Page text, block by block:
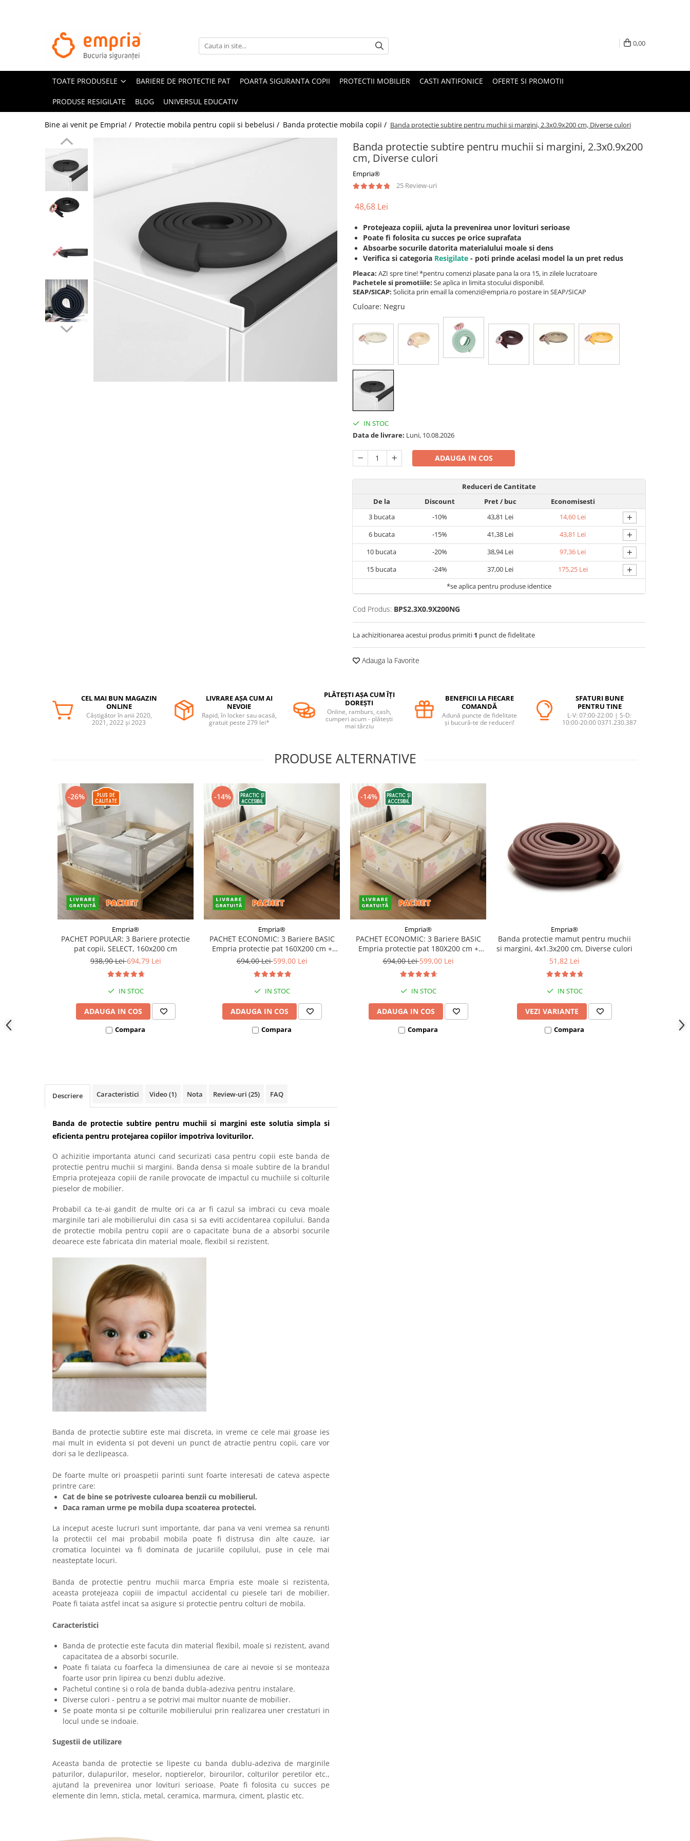
TOATE PRODUSELE
Oferte Protectii Laterale Pat
Bariere protectie pentru pat
Aparatori laterale patut bebe
Protectie colturi mobila copii
Sigurante pentru sertare si usi
Sigurante geamuri si usi glisante
Kituri de siguranta pentru copii si
Poarta siguranta copii
Deflectoare pentru aer conditionat
Protectii exterior
Casti antifonice pentru copii si
Echipament protectie bicicleta si
Covorase ortopedice senzoriale
Cuburi magnetice JollyHeap®
Covorase de joaca
Siguranta animale companie
Carduri Cadou
Propuneri Cadou
Produse Sub 50 Lei
0,00
TOATE PRODUSELE BARIERE DE PROTECTIE PAT POARTA SIGURANTA COPII PROTECTII MOBILIER CASTI ANTIFONICE OFERTE SI PROMOTII
PRODUSE RESIGILATE BLOG UNIVERSUL EDUCATIV
Bine ai venit pe Empria! / Protectie mobila pentru copii si bebelusi / Banda protectie mobila copii / Banda protectie subtire pentru muchii si margini, 2.3x0.9x200 cm, Diverse culori
Banda protectie subtire pentru muchii si margini, 2.3x0.9x200
cm, Diverse culori
Empria®
25 Review-uri
48,68 Lei
​​Protejeaza copiii, ajuta la prevenirea unor lovituri serioase
Poate fi folosita cu succes pe orice suprafata
Absoarbe socurile datorita materialului moale si dens
Verifica si categoria Resigilate - poti prinde acelasi model la un pret redus
Pleaca: AZI spre tine! *pentru comenzi plasate pana la ora 15, in zilele lucratoare
Pachetele si promotiile: Se aplica in limita stocului disponibil.
SEAP/SICAP: Solicita prin email la comenzi@empria.ro postare in SEAP/SICAP
Culoare: Negru
IN STOC
Data de livrare: Luni, 10.08.2026
ADAUGA IN COS
Reduceri de Cantitate
De la
Discount Pret/ buc
Economisesti
3bucata -10% 43,81 Lei 14,60 Lei +
6bucata -15% 41,38 Lei 43,81 Lei +
10 bucata -20% 38,94 Lei 97,36 Lei +
15 bucata -24% 37,00 Lei 175,25 Lei +
*se aplica pentru produse identice
Cod Produs: BPS2.3X0.9X200NG
La achizitionarea acestui produs primiti 1 punct de fidelitate
Adauga la Favorite
CEL MAI BUN MAGAZIN
ONLINE
Câștigător în anii 2020,
2021, 2022 și 2023
LIVRARE AȘA CUM AI
NEVOIE
Rapid, în locker sau acasă,
gratuit peste 279 lei*
PLĂTEȘTI AȘA CUM ÎȚI
DOREȘTI
Online, ramburs, cash,
cumperi acum - plătești
mai târziu
BENEFICII LA FIECARE
COMANDĂ
Adună puncte de fidelitate
și bucură-te de reduceri!
SFATURI BUNE
PENTRU TINE
L-V: 07:00-22:00 | S-D:
10:00-20:00 0371.230.387
PRODUSE ALTERNATIVE
-26%
Empria®
PACHET POPULAR: 3 Bariere protectie
pat copii, SELECT, 160x200 cm
938,90 Lei694,79 Lei
IN STOC
ADAUGA IN COS
Compara
-14%
Empria®
PACHET ECONOMIC: 3 Bariere BASIC
Empria protectie pat 160X200 cm +
bara stabilizatoare
694,00 Lei599,00 Lei
IN STOC
ADAUGA IN COS
Compara
-14%
Empria®
PACHET ECONOMIC: 3 Bariere BASIC
Empria protectie pat 180X200 cm +
bara stabilizatoare
694,00 Lei599,00 Lei
IN STOC
ADAUGA IN COS
Compara
Empria®
Banda protectie mamut pentru muchii
si margini, 4x1.3x200 cm, Diverse culori
51,82 Lei
IN STOC
VEZI VARIANTE
Compara
Descriere Caracteristici Video(1) Nota Review-uri (25) FAQ
Banda de protectie subtire pentru muchii si margini este solutia simpla si
eficienta pentru protejarea copiilor impotriva loviturilor.
O achizitie importanta atunci cand securizati casa pentru copii este banda de
protectie pentru muchii si margini. Banda densa si moale subtire de la brandul
Empria protejeaza copiii de ranile provocate de impactul cu muchiile si colturile
pieselor de mobilier.
Probabil ca te-ai gandit de multe ori ca ar fi cazul sa imbraci cu ceva moale
marginile tari ale mobilierului din casa si sa eviti accidentarea copilului. Banda
de protectie mobila pentru copii are o capacitate buna de a absorbi socurile
deoarece este fabricata din material moale, flexibil si rezistent.
Banda de protectie subtire este mai discreta, in vreme ce cele mai groase ies
mai mult in evidenta si pot deveni un punct de atractie pentru copii, care vor
dori sa le dezlipeasca.
De foarte multe ori proaspetii parinti sunt foarte interesati de cateva aspecte
printre care:
Cat de bine se potriveste culoarea benzii cu mobilierul.
Daca raman urme pe mobila dupa scoaterea protectei.
La inceput aceste lucruri sunt importante, dar pana va veni vremea sa renunti
la protectii cel mai probabil mobila poate fi distrusa din alte cauze, iar
cromatica locuintei va fi dominata de jucariile copilului, puse in cele mai
neasteptate locuri.
Banda de protectie pentru muchii marca Empria este moale si rezistenta,
aceasta protejeaza copiii de impactul accidental cu piesele tari de mobilier.
Poate fi taiata astfel incat sa asigure si protectie pentru colturi de mobila.
Caracteristici
Banda de protectie este facuta din material flexibil, moale si rezistent, avand
capacitatea de a absorbi socurile.
Poate fi taiata cu foarfeca la dimensiunea de care ai nevoie si se monteaza
foarte usor prin lipirea cu benzi dublu adezive.
Pachetul contine si o rola de banda dubla-adeziva pentru instalare.
Diverse culori - pentru a se potrivi mai multor nuante de mobilier.
Se poate monta si pe colturile mobilierului prin realizarea uner crestaturi in
locul unde se indoaie.
Sugestii de utilizare
Aceasta banda de protectie se lipeste cu banda dublu-adeziva de marginile
paturilor, dulapurilor, meselor, noptierelor, birourilor, colturilor peretilor etc.,
ajutand la prevenirea unor lovituri serioase. Poate fi folosita cu succes pe
elemente din lemn, sticla, metal, ceramica, marmura, ciment, plastic etc.